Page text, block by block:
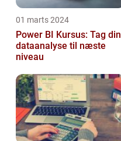
01 marts 2024
Power BI Kursus: Tag din
dataanalyse til næste
niveau